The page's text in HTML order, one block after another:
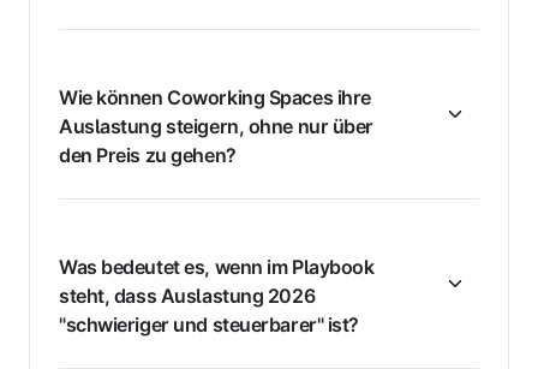
Wie können Coworking Spaces ihre
Auslastung steigern, ohne nur über
den Preis zu gehen?
Was bedeutet es, wenn im Playbook
steht, dass Auslastung 2026
"schwieriger und steuerbarer" ist?